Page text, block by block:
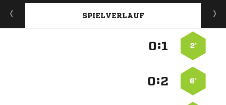
SPIELVERLAUF
2’
:
6’
: